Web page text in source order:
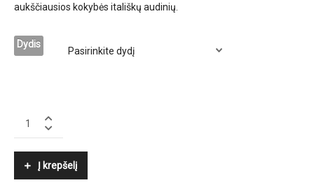
aukščiausios kokybės itališkų audinių.
Dydis
FOR
quantity
Į krepšelį